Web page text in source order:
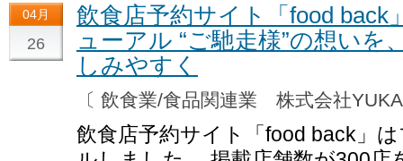
04月
26
飲食店予約サイト「food
ューアル “ご馳走様”の想い
しみやすく
〔 飲食業/食品関連業 株式会社
飲食店予約サイト「food back」